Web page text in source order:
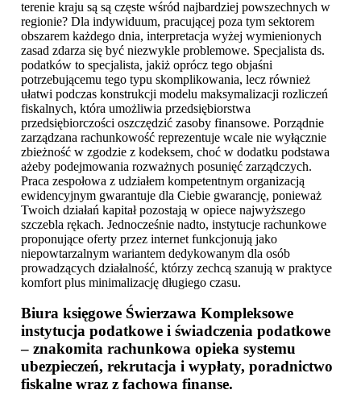
terenie kraju są są częste wśród najbardziej powszechnych w
regionie? Dla indywiduum, pracującej poza tym sektorem
obszarem każdego dnia, interpretacja wyżej wymienionych
zasad zdarza się być niezwykle problemowe. Specjalista ds.
podatków to specjalista, jakiż oprócz tego objaśni
potrzebującemu tego typu skomplikowania, lecz również
ułatwi podczas konstrukcji modelu maksymalizacji rozliczeń
fiskalnych, która umożliwia przedsiębiorstwa
przedsiębiorczości oszczędzić zasoby finansowe. Porządnie
zarządzana rachunkowość reprezentuje wcale nie wyłącznie
zbieżność w zgodzie z kodeksem, choć w dodatku podstawa
ażeby podejmowania rozważnych posunięć zarządczych.
Praca zespołowa z udziałem kompetentnym organizacją
ewidencyjnym gwarantuje dla Ciebie gwarancję, ponieważ
Twoich działań kapitał pozostają w opiece najwyższego
szczebla rękach. Jednocześnie nadto, instytucje rachunkowe
proponujące oferty przez internet funkcjonują jako
niepowtarzalnym wariantem dedykowanym dla osób
prowadzących działalność, którzy zechcą szanują w praktyce
komfort plus minimalizację długiego czasu.
Biura księgowe Świerzawa Kompleksowe
instytucja podatkowe i świadczenia podatkowe
– znakomita rachunkowa opieka systemu
ubezpieczeń, rekrutacja i wypłaty, poradnictwo
fiskalne wraz z fachowa finanse.